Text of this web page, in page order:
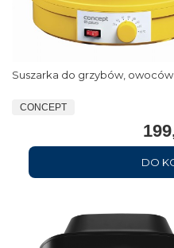
Suszarka do grzybów, owoców i
CONCEPT
DO